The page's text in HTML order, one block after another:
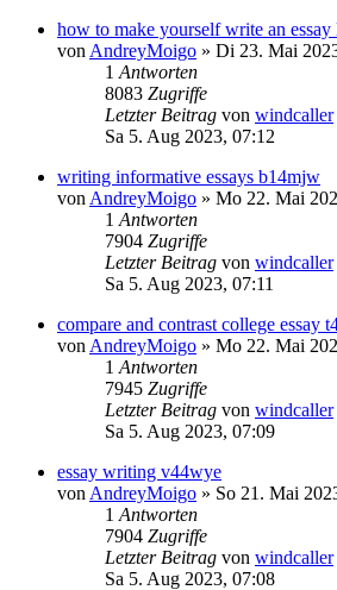
how to make yourself write an
von AndreyMoigo » Di 23. Mai
1 Antworten
8083 Zugriffe
Letzter Beitrag von windcaller
Sa 5. Aug 2023, 07:12
writing informative essays b14mjw
von AndreyMoigo » Mo 22. Mai
1 Antworten
7904 Zugriffe
Letzter Beitrag von windcaller
Sa 5. Aug 2023, 07:11
compare and contrast college essay
von AndreyMoigo » Mo 22. Mai
1 Antworten
7945 Zugriffe
Letzter Beitrag von windcaller
Sa 5. Aug 2023, 07:09
essay writing v44wye
von AndreyMoigo » So 21. Mai
1 Antworten
7904 Zugriffe
Letzter Beitrag von windcaller
Sa 5. Aug 2023, 07:08